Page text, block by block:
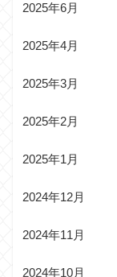
2025年6月
2025年4月
2025年3月
2025年2月
2025年1月
2024年12月
2024年11月
2024年10月